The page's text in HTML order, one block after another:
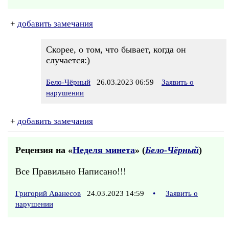
+ добавить замечания
Скорее, о том, что бывает, когда он
случается:)
Бело-Чёрный 26.03.2023 06:59
Заявить о
нарушении
+ добавить замечания
Рецензия на «Неделя минета» (Бело-Чёрный)
Все Правильно Написано!!!
Григорий Аванесов 24.03.2023 14:59 •
Заявить о
нарушении